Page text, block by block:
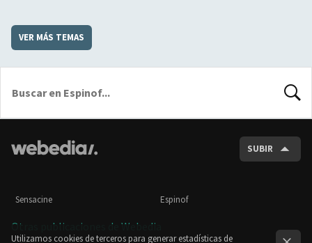
VER MÁS TEMAS
SUBIR
Sensacine Espinof
Otras publicaciones de Webedia
Utilizamos cookies de terceros para generar estadísticas de